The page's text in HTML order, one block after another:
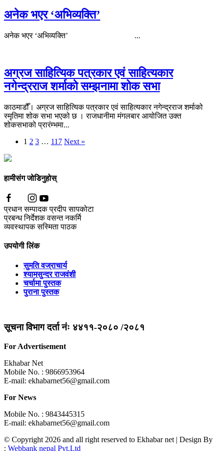
अनेक भएर ‘अभिव्यक्ति’
अनेक भएर ‘अभिव्यक्ति’ ...
अग्रज साहित्यिक पत्रकार एवं साहित्यकार
नगेन्द्रराज शर्माको सम्झनामा शोक सभा
काठमाडौँ। अग्रज साहित्यिक पत्रकार एवं साहित्यकार नगेन्द्रराज शर्माको
स्मृतिमा शोक सभा भएको छ । राजधानीमा मंगलबार आयोजित उक्त
शोकसभाको प्रारंम्भमा...
1 2 3 … 117 Next »
हामीसंग जोडिनुहोस्
प्रधान सम्पादकप्रदीप सापकोटा
प्रबन्ध निर्देशकवसन्त नकर्मि
व्यवस्थापकसस्मिता पाठक
उपयोगी लिंक
सुमति वज्राचार्य
श्यामसुन्दर राजवंशी
चर्चामा पुस्तक
पुराना पुस्तक
सूचना विभाग दर्ता नंः ४४११-२०८० /२०८१
For Advertisement
Ekhabar Net
Mobile No. : 9866953964
E-mail: ekhabarnet56@gmail.com
For News
Mobile No. : 9843445315
E-mail: ekhabarnet56@gmail.com
© Copyright 2026 and all right reserved to Ekhabar net | Design By
: Webbank nepal Pvt.Ltd